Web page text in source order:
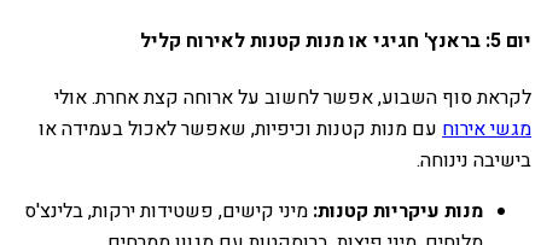
יום 5: בראנץ' חגיגי או מנות קטנות לאירוח קליל
לקראת סוף השבוע, אפשר לחשוב על ארוחה קצת אחרת. אולי
מגשי אירוח עם מנות קטנות וכיפיות, שאפשר לאכול בעמידה או
בישיבה נינוחה.
מנות עיקריות קטנות: מיני קישים, פשטידות ירקות, בלינצ'ס